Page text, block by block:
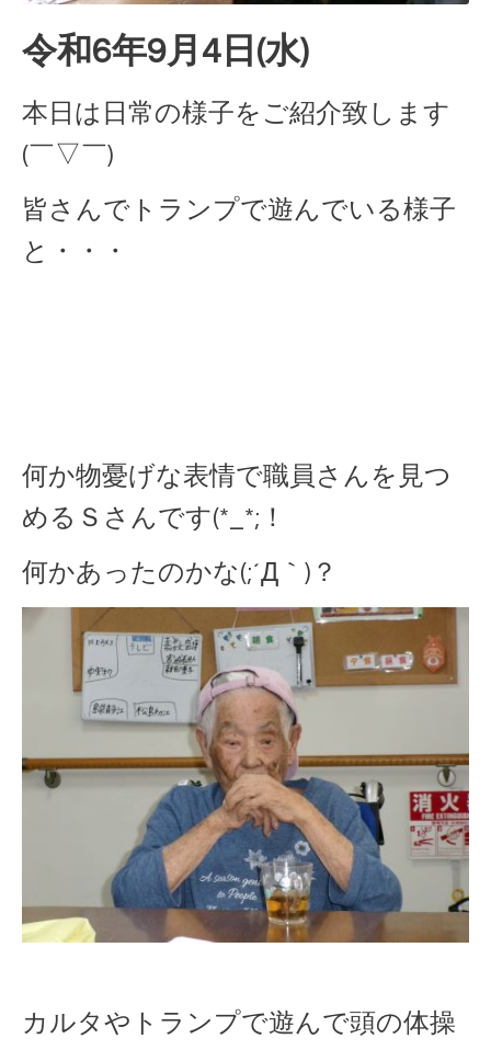
令和6年9月4日(水)
本日は日常の様子をご紹介致します
(￣▽￣)
皆さんでトランプで遊んでいる様子
と・・・
何か物憂げな表情で職員さんを見つ
めるＳさんです(*_*;！
何かあったのかな(;´Д｀)？
カルタやトランプで遊んで頭の体操